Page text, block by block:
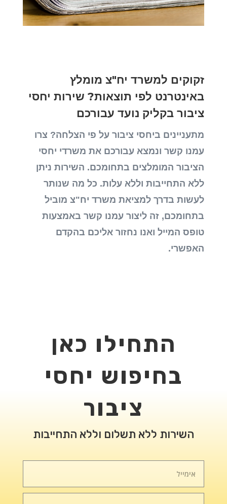
זקוקים למשרד יח"צ מומלץ
באינטרנט לפי תוצאות? שירות יחסי
ציבור בקליק נועד עבורכם
מתעניינים ביחסי ציבור על פי הצלחה? צרו
עמנו קשר ונמצא עבורכם את משרדי יחסי
הציבור המומלצים בתחומכם. השירות ניתן
ללא התחייבות וללא עלות. כל מה שנותר
לעשות בדרך למציאת משרד יח"צ מוביל
בתחומכם, זה ליצור עמנו קשר באמצעות
טופס המייל ואנו נחזור אליכם בהקדם
האפשרי.
התחילו כאן
בחיפוש יחסי
ציבור
השירות ללא תשלום וללא התחייבות